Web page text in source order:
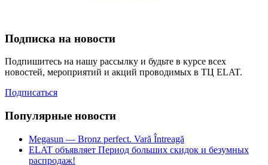
Подписка на новости
Подпишитесь на нашу рассылку и будьте в курсе всех
новостей, мероприятий и акций проводимых в ТЦ ELAT.
Подписаться
Популярные новости
Megasun — Bronz perfect. Vară Întreagă
ELAT объявляет Период больших скидок и безумных
распродаж!